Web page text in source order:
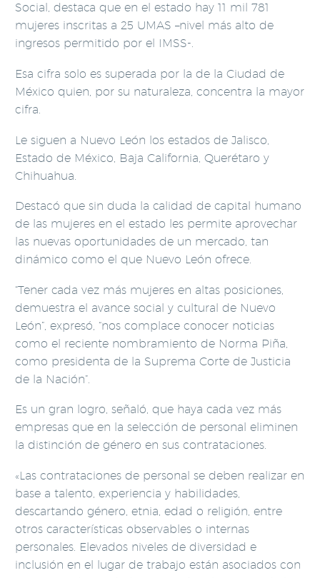
Social, destaca que en el estado hay 11 mil 781
mujeres inscritas a 25 UMAS –nivel más alto de
ingresos permitido por el IMSS-.
Esa cifra solo es superada por la de la Ciudad de
México quien, por su naturaleza, concentra la mayor
cifra.
Le siguen a Nuevo León los estados de Jalisco,
Estado de México, Baja California, Querétaro y
Chihuahua.
Destacó que sin duda la calidad de capital humano
de las mujeres en el estado les permite aprovechar
las nuevas oportunidades de un mercado, tan
dinámico como el que Nuevo León ofrece.
“Tener cada vez más mujeres en altas posiciones,
demuestra el avance social y cultural de Nuevo
León”, expresó, “nos complace conocer noticias
como el reciente nombramiento de Norma Piña,
como presidenta de la Suprema Corte de Justicia
de la Nación”.
Es un gran logro, señaló, que haya cada vez más
empresas que en la selección de personal eliminen
la distinción de género en sus contrataciones.
«Las contrataciones de personal se deben realizar en
base a talento, experiencia y habilidades,
descartando género, etnia, edad o religión, entre
otros características observables o internas
personales. Elevados niveles de diversidad e
inclusión en el lugar de trabajo están asociados con